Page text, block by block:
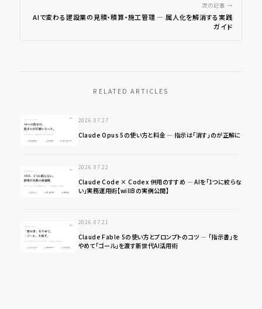
次の記事 →
AIで変わる建設業の見積・積算・施工管理 ― 属人化を解消する実践
ガイド
RELATED ARTICLES
2026.07.27
Claude Opus 5の使い方と料金 ― 指示は「消す」のが正解に
2026.07.22
Claude Code × Codex 併用のすすめ ― AIを「1つに絞らな
い」実務運用術【willBの実例公開】
2026.07.21
Claude Fable 5の使い方とプロンプトのコツ ― 「指示書」を
やめて「ゴール」を渡す新世代AI活用術